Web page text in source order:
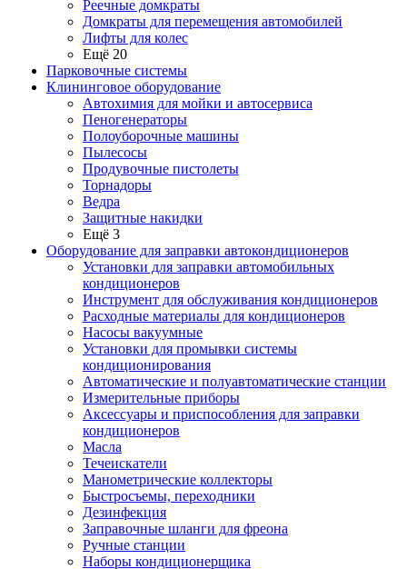
Реечные домкраты
Домкраты для перемещения автомобилей
Лифты для колес
Ещё 20
Парковочные системы
Клининговое оборудование
Автохимия для мойки и автосервиса
Пеногенераторы
Полоуборочные машины
Пылесосы
Продувочные пистолеты
Торнадоры
Ведра
Защитные накидки
Ещё 3
Оборудование для заправки автокондиционеров
Установки для заправки автомобильных
кондиционеров
Инструмент для обслуживания кондиционеров
Расходные материалы для кондиционеров
Насосы вакуумные
Установки для промывки системы
кондиционирования
Автоматические и полуавтоматические станции
Измерительные приборы
Аксессуары и приспособления для заправки
кондиционеров
Масла
Течеискатели
Манометрические коллекторы
Быстросъемы, переходники
Дезинфекция
Заправочные шланги для фреона
Ручные станции
Наборы кондиционерщика